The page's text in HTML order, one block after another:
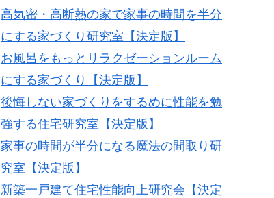
高気密・高断熱の家で家事の時間を半分
にする家づくり研究室【決定版】
お風呂をもっとリラクゼーションルーム
にする家づくり【決定版】
後悔しない家づくりをするめに性能を勉
強する住宅研究室【決定版】
家事の時間が半分になる魔法の間取り研
究室【決定版】
新築一戸建て住宅性能向上研究会【決定